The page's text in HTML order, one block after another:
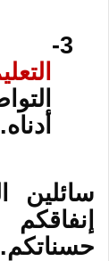
3-
أدناه.
سائلين
حسناتكم.